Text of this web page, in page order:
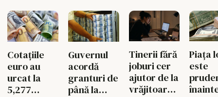
Cotațiile
euro au
urcat la
5,277
Guvernul
acordă
granturi de
până la
Tinerii fără
joburi cer
ajutor de la
vrăjitoare
Piața
este